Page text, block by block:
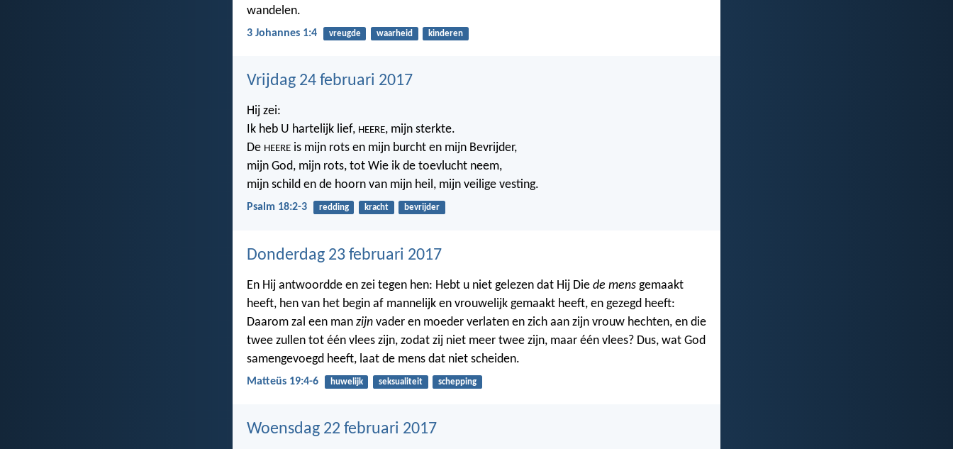
wandelen.
3 Johannes 1:4 vreugde waarheid kinderen
Vrijdag 24 februari 2017
Hij zei:
Ik heb U hartelijk lief, HEERE, mijn sterkte.
De HEERE is mijn rots en mijn burcht en mijn Bevrijder,
mijn God, mijn rots, tot Wie ik de toevlucht neem,
mijn schild en de hoorn van mijn heil, mijn veilige vesting.
Psalm 18:2-3 redding kracht bevrijder
Donderdag 23 februari 2017
En Hij antwoordde en zei tegen hen: Hebt u niet gelezen dat Hij Die de mens gemaakt
heeft, hen van het begin af mannelijk en vrouwelijk gemaakt heeft, en gezegd heeft:
Daarom zal een man zijn vader en moeder verlaten en zich aan zijn vrouw hechten, en die
twee zullen tot één vlees zijn, zodat zij niet meer twee zijn, maar één vlees? Dus, wat God
samengevoegd heeft, laat de mens dat niet scheiden.
Matteüs 19:4-6 huwelijk seksualiteit schepping
Woensdag 22 februari 2017